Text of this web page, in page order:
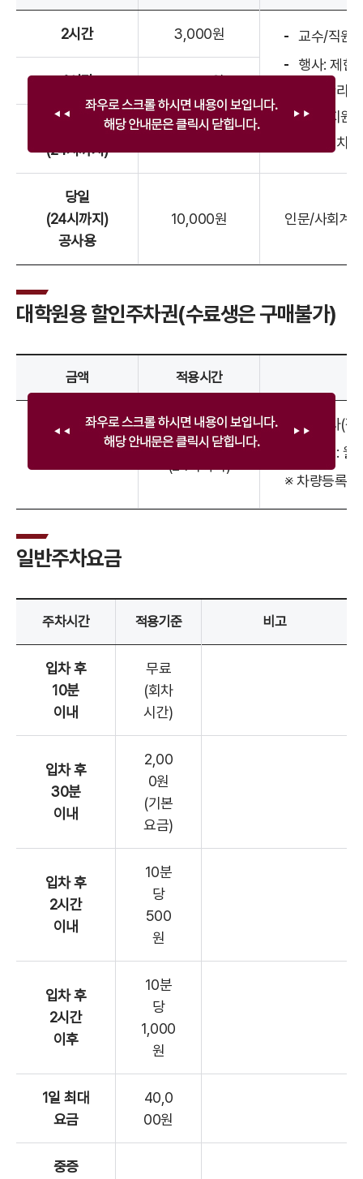
2시간 3,000원
교수/직원/
행사: 제한
주차관리
(경영지원
양식위치
4시간 4,000원
(24시까지)
당일
(24시까지)
공사용
10,000원 인문/사회계,
대학원용 할인주차권(수료생은 구매불가)
금액 적용시간
당일
석/박사(
학부생: 월
※ 차량등록
일반주차요금
주차시간 적용기준 비고
입차 후
10분
이내
무료
(회차
시간)
입차 후
30분
이내
2,00
0원
(기본
요금)
입차 후
2시간
이내
10분
당
500
원
입차 후
2시간
이후
10분
당
1,000
원
1일 최대
요금
40,0
00원
중증